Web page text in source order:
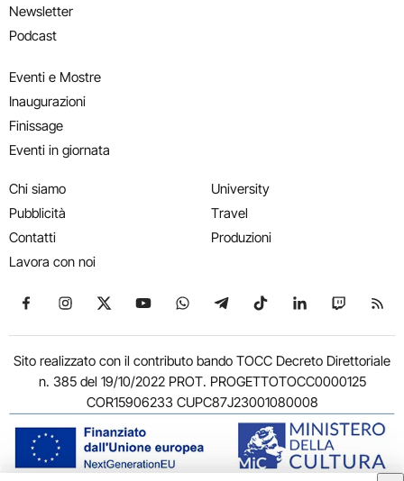
Newsletter
Podcast
Eventi e Mostre
Inaugurazioni
Finissage
Eventi in giornata
Chi siamo
Pubblicità
Contatti
Lavora con noi
University
Travel
Produzioni
Seguici su Facebook
Seguici su Instagram
Seguici su X
Seguici su YouTube
Seguici su WhatsApp
Seguici su Telegram
Seguici su TikTok
Seguici su
Seguici
Sito realizzato con il contributo bando TOCC Decreto Direttoriale
n. 385 del 19/10/2022 PROT. PROGETTOTOCC0000125
COR15906233 CUPC87J23001080008